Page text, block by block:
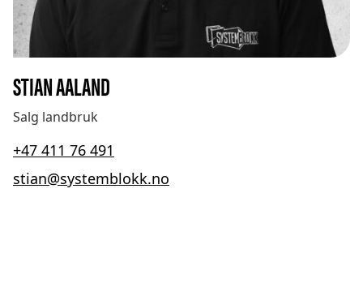
STIAN AALAND
Salg landbruk
+47 411 76 491
stian@systemblokk.no